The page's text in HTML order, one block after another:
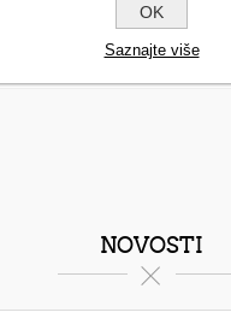
NOVOSTI
OK
Saznajte više